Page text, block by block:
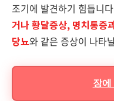
조기에 발견하기 힘듭니
거나 황달증상, 명치통증
당뇨와 같은 증상이 나타
장에